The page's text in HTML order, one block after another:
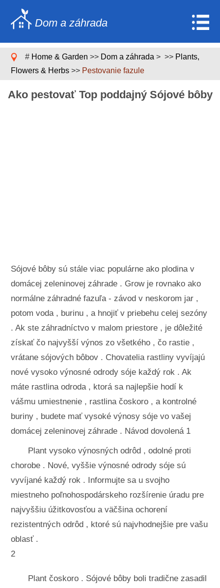
Dom a záhrada
Stavebníctvo a rekonštrukcia
# Home & Garden >> Dom a záhrada > >> Plants,
Flowers & Herbs >> Pestovanie fazule
Ako pestovať Top poddajný Sójové bôby
Sójové bôby sú stále viac populárne ako plodina v
domácej zeleninovej záhrade . Grow je rovnako ako
normálne záhradné fazuľa - závod v neskorom jar ,
potom voda , burinu , a hnojiť v priebehu celej sezóny
. Ak ste záhradníctvo v malom priestore , je dôležité
získať čo najvyšší výnos zo všetkého , čo rastie ,
vrátane sójových bôbov . Chovatelia rastliny vyvíjajú
nové vysoko výnosné odrody sóje každý rok . Ak
máte rastlina odroda , ktorá sa najlepšie hodí k
vášmu umiestnenie , rastlina čoskoro , a kontrolné
buriny , budete mať vysoké výnosy sóje vo vašej
domácej zeleninovej záhrade . Návod dovolená 1
Plant vysoko výnosných odrôd , odolné proti
chorobe . Nové, vyššie výnosné odrody sóje sú
vyvíjané každý rok . Informujte sa u svojho
miestneho poľnohospodárskeho rozšírenie úradu pre
najvyššiu úžitkovosťou a väčšina ochorení
rezistentných odrôd , ktoré sú najvhodnejšie pre vašu
oblasť .
2
Plant čoskoro . Sójové bôby boli tradične zasadil